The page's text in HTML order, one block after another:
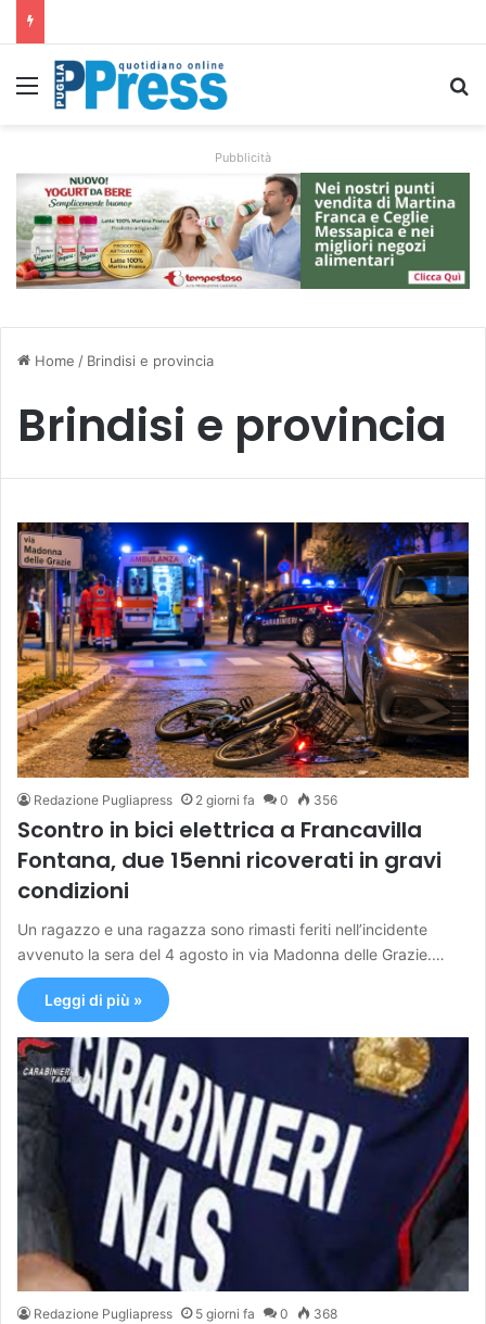
Menu
Pubblicità
Home / Brindisi e provincia
Brindisi e provincia
Redazione Pugliapress 2 giorni fa 0 356
Scontro in bici elettrica a Francavilla
Fontana, due 15enni ricoverati in gravi
condizioni
Un ragazzo e una ragazza sono rimasti feriti nell’incidente
avvenuto la sera del 4 agosto in via Madonna delle Grazie.…
Leggi di più »
Redazione Pugliapress 5 giorni fa 0 368